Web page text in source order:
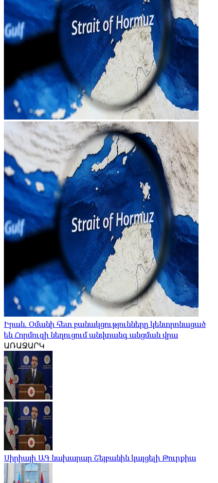
Իրան. Օմանի հետ բանակցությունները կենտրոնացած
են Հորմուզի նեղուցում անվտանգ անցման վրա
ԱՌԱՋԱՐԿ
Սիրիայի ԱԳ նախարար Շեյբանին կայցելի Թուրքիա